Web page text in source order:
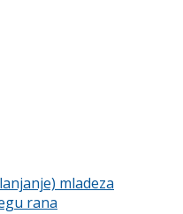
mladeza
rana